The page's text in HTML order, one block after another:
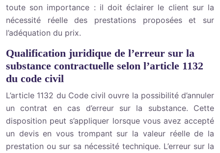
toute son importance : il doit éclairer le client sur la
nécessité réelle des prestations proposées et sur
l’adéquation du prix.
Qualification juridique de l’erreur sur la
substance contractuelle selon l’article 1132
du code civil
L’article 1132 du Code civil ouvre la possibilité d’annuler
un contrat en cas d’erreur sur la substance. Cette
disposition peut s’appliquer lorsque vous avez accepté
un devis en vous trompant sur la valeur réelle de la
prestation ou sur sa nécessité technique. L’erreur sur la